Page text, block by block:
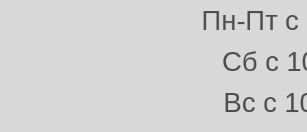
Пн-Пт с
Сб с
Вс с